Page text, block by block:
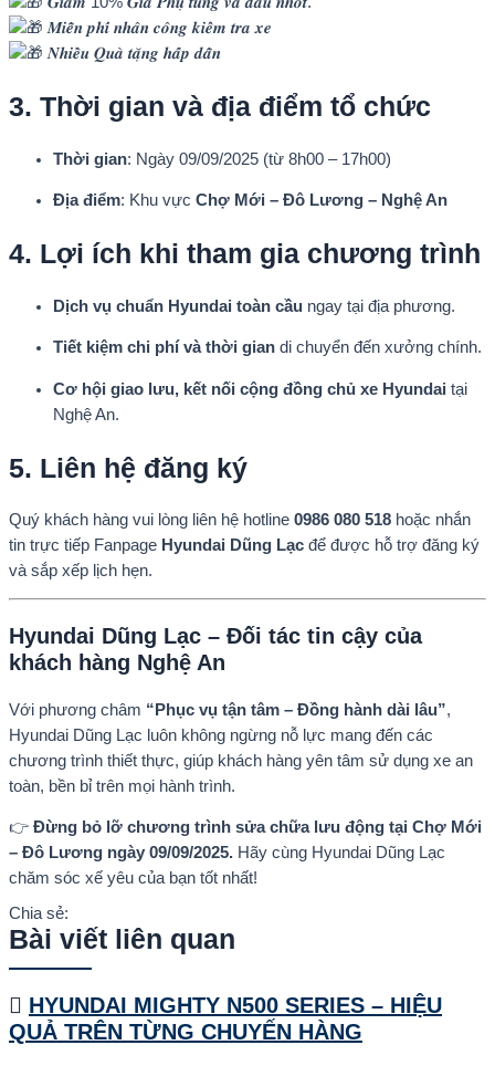
𝑴𝒊𝒆̂̃𝒏 𝒑𝒉𝒊́ 𝒏𝒉𝒂̂𝒏 𝒄𝒐̂𝒏𝒈 𝒌𝒊𝒆̂̉𝒎 𝒕𝒓𝒂 𝒙𝒆
𝑵𝒉𝒊𝒆̂̀𝒖 𝑸𝒖𝒂̀ 𝒕𝒂̣̆𝒏𝒈 𝒉𝒂̂́𝒑 𝒅𝒂̂̃𝒏
3. Thời gian và địa điểm tổ chức
Thời gian: Ngày 09/09/2025 (từ 8h00 – 17h00)
Địa điểm: Khu vực Chợ Mới – Đô Lương – Nghệ An
4. Lợi ích khi tham gia chương trình
Dịch vụ chuẩn Hyundai toàn cầu ngay tại địa phương.
Tiết kiệm chi phí và thời gian di chuyển đến xưởng chính.
Cơ hội giao lưu, kết nối cộng đồng chủ xe Hyundai tại
Nghệ An.
5. Liên hệ đăng ký
Quý khách hàng vui lòng liên hệ hotline 0986 080 518 hoặc nhắn
tin trực tiếp Fanpage Hyundai Dũng Lạc để được hỗ trợ đăng ký
và sắp xếp lịch hẹn.
Hyundai Dũng Lạc – Đối tác tin cậy của
khách hàng Nghệ An
Với phương châm “Phục vụ tận tâm – Đồng hành dài lâu”,
Hyundai Dũng Lạc luôn không ngừng nỗ lực mang đến các
chương trình thiết thực, giúp khách hàng yên tâm sử dụng xe an
toàn, bền bỉ trên mọi hành trình.
👉 Đừng bỏ lỡ chương trình sửa chữa lưu động tại Chợ Mới
– Đô Lương ngày 09/09/2025. Hãy cùng Hyundai Dũng Lạc
chăm sóc xế yêu của bạn tốt nhất!
Chia sẻ:
Bài viết liên quan
HYUNDAI MIGHTY N500 SERIES – HIỆU
QUẢ TRÊN TỪNG CHUYẾN HÀNG